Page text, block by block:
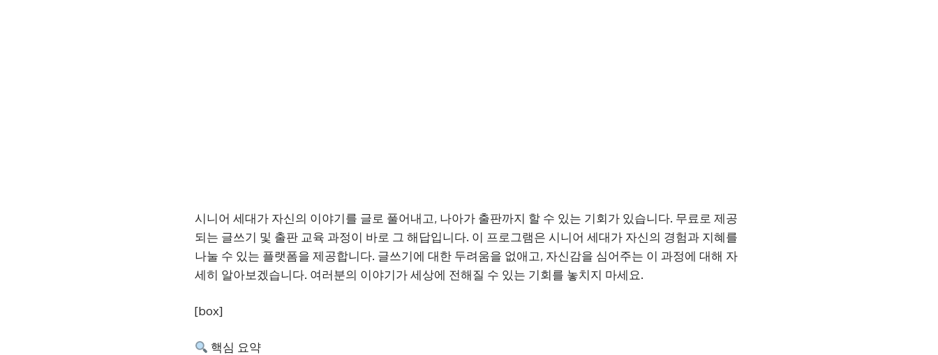
시니어 세대가 자신의 이야기를 글로 풀어내고, 나아가 출판까지 할 수 있는 기회가 있습니다. 무료로 제공
되는 글쓰기 및 출판 교육 과정이 바로 그 해답입니다. 이 프로그램은 시니어 세대가 자신의 경험과 지혜를
나눌 수 있는 플랫폼을 제공합니다. 글쓰기에 대한 두려움을 없애고, 자신감을 심어주는 이 과정에 대해 자
세히 알아보겠습니다. 여러분의 이야기가 세상에 전해질 수 있는 기회를 놓치지 마세요.
[box]
핵심 요약